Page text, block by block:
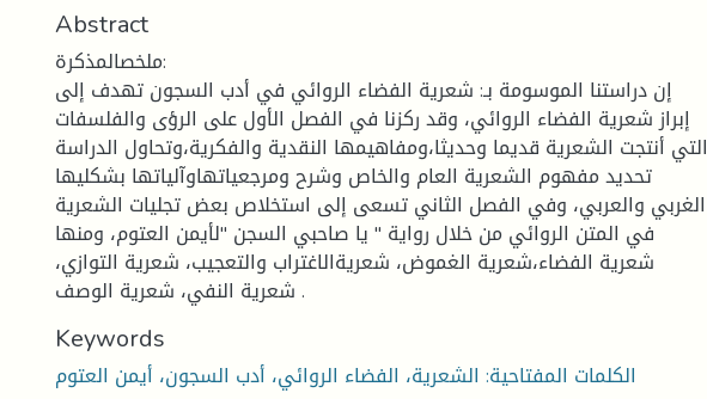
Abstract
ملخصالمذكرة:
إن دراستنا الموسومة بـ: شعرية الفضاء الروائي في أدب السجون تهدف إلى
إبراز شعرية الفضاء الروائي، وقد ركزنا في الفصل الأول على الرؤى والفلسفات
التي أنتجت الشعرية قديما وحديثا،ومفاهيمها النقدية والفكرية،وتحاول الدراسة
تحديد مفهوم الشعرية العام والخاص وشرح ومرجعياتهاوآلياتها بشكليها
الغربي والعربي، وفي الفصل الثاني تسعى إلى استخلاص بعض تجليات الشعرية
في المتن الروائي من خلال رواية " يا صاحبي السجن "لأيمن العتوم، ومنها
شعرية الفضاء،شعرية الغموض، شعريةالاغتراب والتعجيب، شعرية التوازي،
شعرية النفي، شعرية الوصف .
Keywords
الكلمات المفتاحية: الشعرية، الفضاء الروائي، أدب السجون، أيمن العتوم